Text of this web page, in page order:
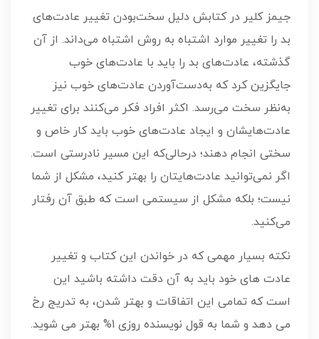
جیمز کلیر در کتابش دلیل سخت‌بودن تغییر عادت‌های
بد را تغییر موارد اشتباه به روش اشتباه می‌داند. از آن‌
گذشته، عادت‌های بد را باید با عادت‌های خوب
جایگزین کرد که به‌دست‌آوردن عادت‌های خوب نیز
به‌نظر سخت می‌رسد. اکثر افراد فکر می‌کنند برای تغییر
عادت‌هایشان و ایجاد عادت‌های خوب باید کار خاص و
سختی انجام دهند؛ درحالی‌که این مسیر نادرستی است.
اگر نمی‌توانید عادت‌هایتان را بهتر کنید، مشکل از شما
نیست؛ بلکه مشکل از سیستمی است که طبق آن رفتار
می‌کنید.
نکته بسیار مهمی که در خواندن این کتاب و تغییر
عادت های خود باید به آن دقت داشته باشید این
است که تمامی این اتفاقات و بهتر شدن، به تدریج رخ
می دهد و شما به قول نویسنده روزی 1% بهتر می شوید.